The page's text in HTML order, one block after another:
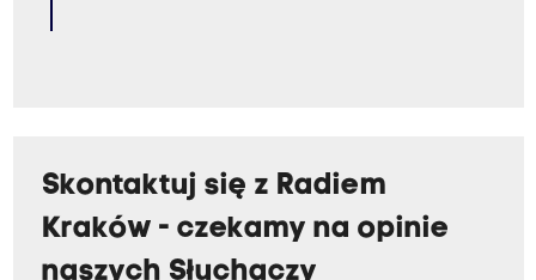
Skontaktuj się z Radiem
Kraków - czekamy na opinie
naszych Słuchaczy